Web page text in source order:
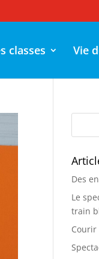
classes Vie
Des
Le
train
Courir